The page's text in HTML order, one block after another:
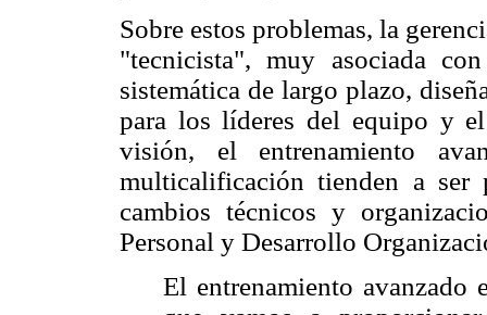
Sobre estos problemas, la
"tecnicista", muy asociada
sistemática de largo plazo,
para los líderes del equipo y
visión, el entrenamiento
multicalificación tienden a ser
cambios técnicos y
Personal y Desarrollo
El entrenamiento avanzado